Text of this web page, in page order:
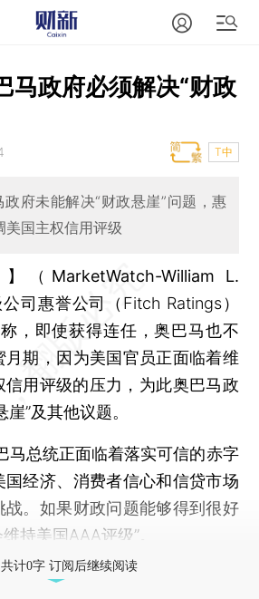
马政府必须解决“财政
T中
府未能解决“财政悬崖”问题，惠
国主权信用评级
（MarketWatch-William L.
司惠誉公司（Fitch Ratings）
，即使获得连任，奥巴马也不
期，因为美国官员正面临着维
用评级的压力，为此奥巴马政
”及其他议题。
总统正面临着落实可信的赤字
经济、消费者信心和信贷市场
战。如果财政问题能够得到很好
持美国AAA评级”。
计0字 订阅后继续阅读